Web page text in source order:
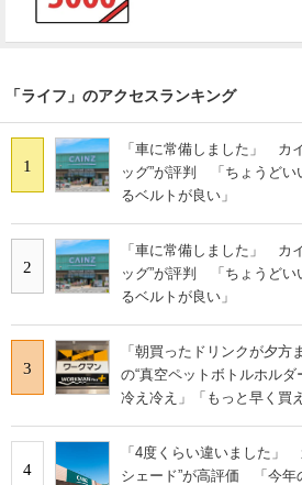
「ライフ」のアクセスランキング
1
「車に常備しました」 カ
ッグ”が評判 「ちょうどい
るベルトが良い」
2
「車に常備しました」 カ
ッグ”が評判 「ちょうどい
るベルトが良い」
3
「朝買ったドリンクが夕
の“真空ペットボトルホル
冷え冷え」「もっと早く買
4
「4度くらい違いました」
シェード”が高評価 「今年